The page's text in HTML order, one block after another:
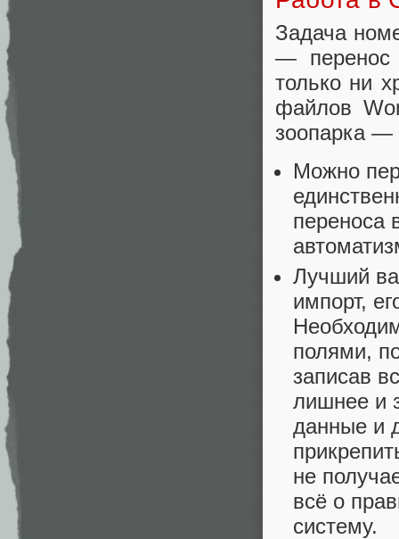
Задача
— перенос
только ни
файлов
зоопарка —
Можно
переноса
Лучший
импорт,
полями,
записав
лишнее и
данные и
не
всё о
систему.